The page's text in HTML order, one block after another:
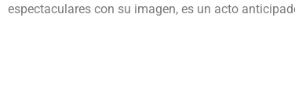
espectaculares con su imagen, es un acto